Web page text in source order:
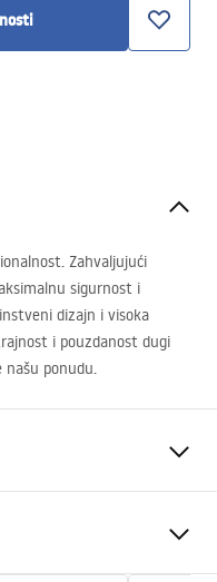
Zahvaljujući
sigurnost i
dizajn i visoka
i pouzdanost dugi
našu ponudu.
ABS